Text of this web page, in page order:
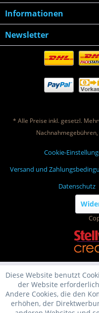
Informationen
Newsletter
* Alle Preise inkl. gesetzl.
Cookie-
Versand und
Datenschutz
Diese Website benutzt
der Website
Andere Cookies, die den
erhöhen, der